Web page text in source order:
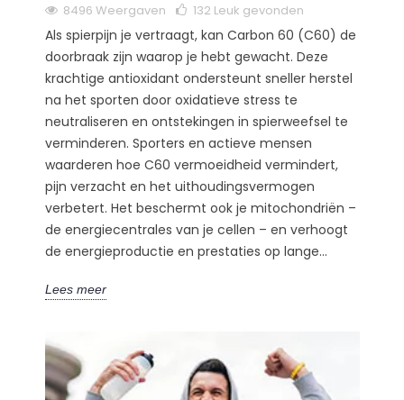
8496 Weergaven 132 Leuk gevonden
Als spierpijn je vertraagt, kan Carbon 60 (C60) de
doorbraak zijn waarop je hebt gewacht. Deze
krachtige antioxidant ondersteunt sneller herstel
na het sporten door oxidatieve stress te
neutraliseren en ontstekingen in spierweefsel te
verminderen. Sporters en actieve mensen
waarderen hoe C60 vermoeidheid vermindert,
pijn verzacht en het uithoudingsvermogen
verbetert. Het beschermt ook je mitochondriën –
de energiecentrales van je cellen – en verhoogt
de energieproductie en prestaties op lange...
Lees meer